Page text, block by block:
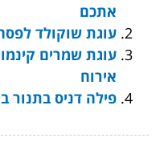
אתכם
עוגת שוקולד
עוגת שמרים
אירוח
פילה דניס בתנור